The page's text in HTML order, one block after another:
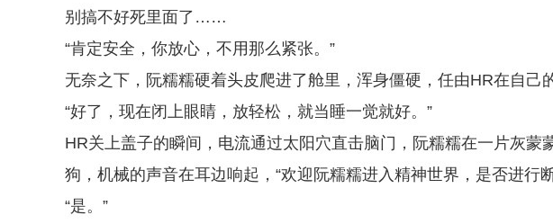
别搞不好死里面了……
“肯定安全，你放心，不用那么紧张。”
无奈之下，阮糯糯硬着头皮爬进了舱里，浑身僵硬，任由HR在自己
“好了，现在闭上眼睛，放轻松，就当睡一觉就好。”
HR关上盖子的瞬间，电流通过太阳穴直击脑门，阮糯糯在一片灰蒙
狗，机械的声音在耳边响起，“欢迎阮糯糯进入精神世界，是否进行
“是。”